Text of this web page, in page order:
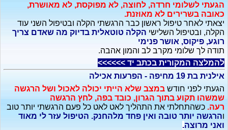
הגעתי לשלומי חרדה, לחוצה, לא מפוקסת, לא מאושרת,
כאובה בשרירים לא מאוזנת.
יצאתי לאחר טיפול ראשון כבר הרגשתי הקלה ובטיפול השני עוד
הקלה, ובטיפול השלישי הקלה טוטאלית בדיוק מה שאדם צריך
רוגע, פיקוס, אושר פנימי
תודה לך שלומי מקרב לב והמון אהבה.
להמלצה המקורית בכתב יד >>>>>>
אילנית בת 19 מחיפה - הפרעות אכילה
הגעתי לפני חודשבמצב שלא הייתי יכולה לאכול ושל הרגשה
שמשהו תקוע בתוך הגרון, כובד בפה, לחץ הרגשה
רעה. כשהתחלתי את התהליך לאט לאט כל פעם הרגשתי יותר טוב
והרגשה יותר טובה ואין פחד מלהחנק. הטיפול עזר לי מאוד
ואני מרוצה.